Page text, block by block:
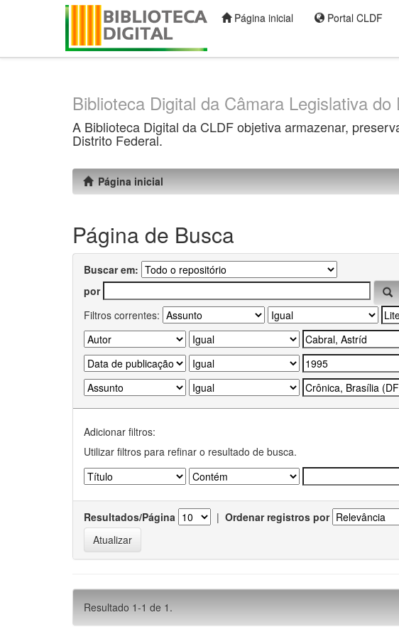
Página inicial Portal CLDF
Biblioteca Digital da Câmara Legislativa do
A Biblioteca Digital da CLDF objetiva armazenar,
Distrito Federal.
Página inicial
Página de Busca
Buscar em:
por
Filtros correntes:
Adicionar filtros:
Utilizar filtros para refinar o resultado de busca.
Resultados/Página | Ordenar registros por
Resultado 1-1 de 1.